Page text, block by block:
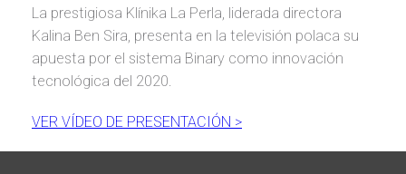
La prestigiosa Klínika La Perla, liderada directora
Kalina Ben Sira, presenta en la televisión polaca su
apuesta por el sistema Binary como innovación
tecnológica del 2020.
VER VÍDEO DE PRESENTACIÓN >